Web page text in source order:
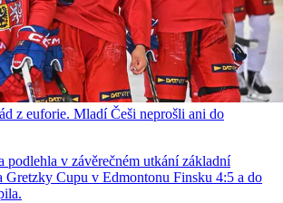
z euforie. Mladí Češi neprošli ani do
podlehla v závěrečném utkání základní
Cupu v Edmontonu Finsku 4:5 a do